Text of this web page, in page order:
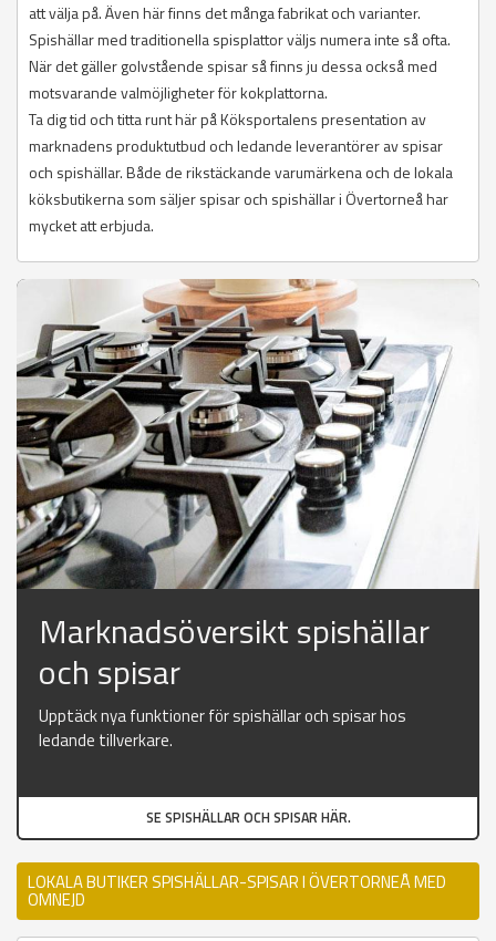
att välja på. Även här finns det många fabrikat och varianter.
Spishällar med traditionella spisplattor väljs numera inte så ofta.
När det gäller golvstående spisar så finns ju dessa också med
motsvarande valmöjligheter för kokplattorna.
Ta dig tid och titta runt här på Köksportalens presentation av
marknadens produktutbud och ledande leverantörer av spisar
och spishällar. Både de rikstäckande varumärkena och de lokala
köksbutikerna som säljer spisar och spishällar i Övertorneå har
mycket att erbjuda.
Marknadsöversikt spishällar
och spisar
Upptäck nya funktioner för spishällar och spisar hos
ledande tillverkare.
SE SPISHÄLLAR OCH SPISAR HÄR.
LOKALA BUTIKER SPISHÄLLAR-SPISAR I ÖVERTORNEÅ MED
OMNEJD